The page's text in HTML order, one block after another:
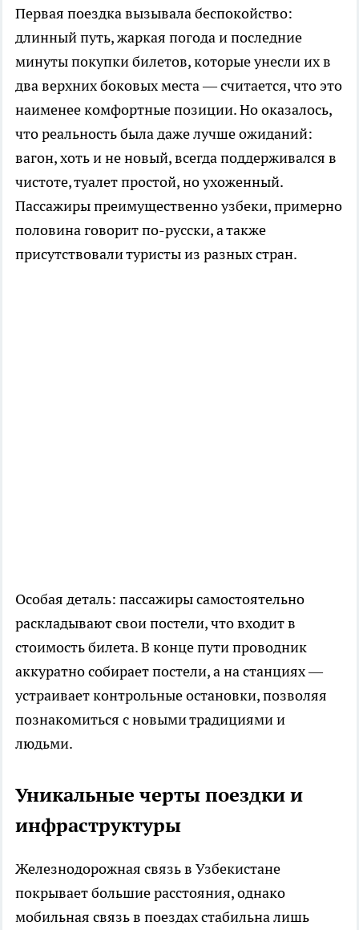
Первая поездка вызывала беспокойство:
длинный путь, жаркая погода и последние
минуты покупки билетов, которые унесли их в
два верхних боковых места — считается, что это
наименее комфортные позиции. Но оказалось,
что реальность была даже лучше ожиданий:
вагон, хоть и не новый, всегда поддерживался в
чистоте, туалет простой, но ухоженный.
Пассажиры преимущественно узбеки, примерно
половина говорит по-русски, а также
присутствовали туристы из разных стран.
Особая деталь: пассажиры самостоятельно
раскладывают свои постели, что входит в
стоимость билета. В конце пути проводник
аккуратно собирает постели, а на станциях —
устраивает контрольные остановки, позволяя
познакомиться с новыми традициями и
людьми.
Уникальные черты поездки и
инфраструктуры
Железнодорожная связь в Узбекистане
покрывает большие расстояния, однако
мобильная связь в поездах стабильна лишь